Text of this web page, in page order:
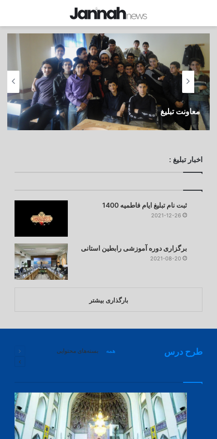
معاونت تبلیغ
اخبار تبلیغ :
ثبت نام تبلیغ ایام فاطمیه 1400
2021-12-26
برگزاری دوره آموزشی رابطین استانی
2021-08-20
بارگذاری بیشتر
طرح درس همه بسته‌های محتوایی